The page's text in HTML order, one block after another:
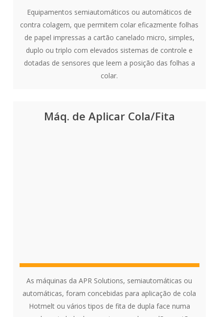
Equipamentos semiautomáticos ou automáticos de
contra colagem, que permitem colar eficazmente folhas
de papel impressas a cartão canelado micro, simples,
duplo ou triplo com elevados sistemas de controle e
dotadas de sensores que leem a posição das folhas a
colar.
Máq. de Aplicar Cola/Fita
As máquinas da APR Solutions, semiautomáticas ou
automáticas, foram concebidas para aplicação de cola
Hotmelt ou vários tipos de fita de dupla face numa